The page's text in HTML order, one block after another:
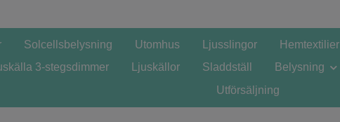
Solcellsbelysning Utomhus Ljusslingor Hemtextilier
3-stegsdimmer Ljuskällor Sladdställ Belysning
Utförsäljning